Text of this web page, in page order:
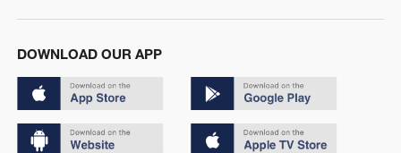
DOWNLOAD OUR APP